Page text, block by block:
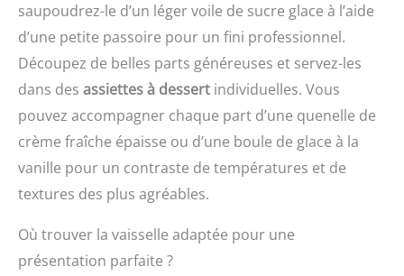
saupoudrez-le d’un léger voile de sucre glace à l’aide
d’une petite passoire pour un fini professionnel.
Découpez de belles parts généreuses et servez-les
dans des assiettes à dessert individuelles. Vous
pouvez accompagner chaque part d’une quenelle de
crème fraîche épaisse ou d’une boule de glace à la
vanille pour un contraste de températures et de
textures des plus agréables.
Où trouver la vaisselle adaptée pour une
présentation parfaite ?